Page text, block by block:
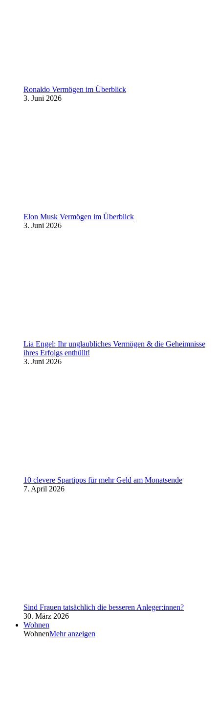
Ronaldo Vermögen im Überblick
3. Juni 2026
Elon Musk Vermögen im Überblick
3. Juni 2026
Lia Engel: Ihr unglaubliches Vermögen & die Geheimnisse
ihres Erfolgs enthüllt!
3. Juni 2026
10 clevere Spartipps für mehr Geld am Monatsende
7. April 2026
Sind Frauen tatsächlich die besseren Anleger:innen?
30. März 2026
Wohnen
WohnenMehr anzeigen